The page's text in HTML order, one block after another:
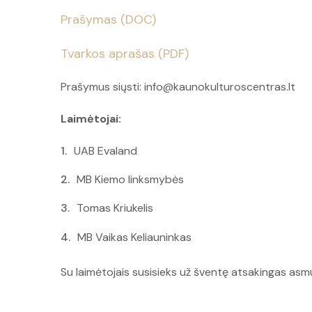
Prašymas (DOC)
Tvarkos aprašas (PDF)
Prašymus siųsti: info@kaunokulturoscentras.lt
Laimėtojai:
UAB Evaland
MB Kiemo linksmybės
Tomas Kriukelis
MB Vaikas Keliauninkas
Su laimėtojais susisieks už šventę atsakingas